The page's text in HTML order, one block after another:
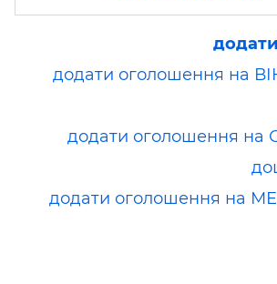
додати оголошення на
додати оголошення на
додати оголошення на